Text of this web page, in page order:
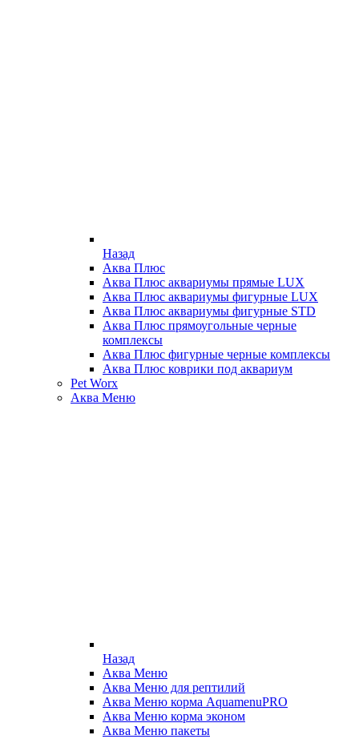
Назад
Аква Плюс
Аква Плюс аквариумы прямые LUX
Аква Плюс аквариумы фигурные LUX
Аква Плюс аквариумы фигурные STD
Аква Плюс прямоугольные черные
комплексы
Аква Плюс фигурные черные комплексы
Аква Плюс коврики под аквариум
Pet Worx
Аква Меню
Назад
Аква Меню
Аква Меню для рептилий
Аква Меню корма AquamenuPRO
Аква Меню корма эконом
Аква Меню пакеты